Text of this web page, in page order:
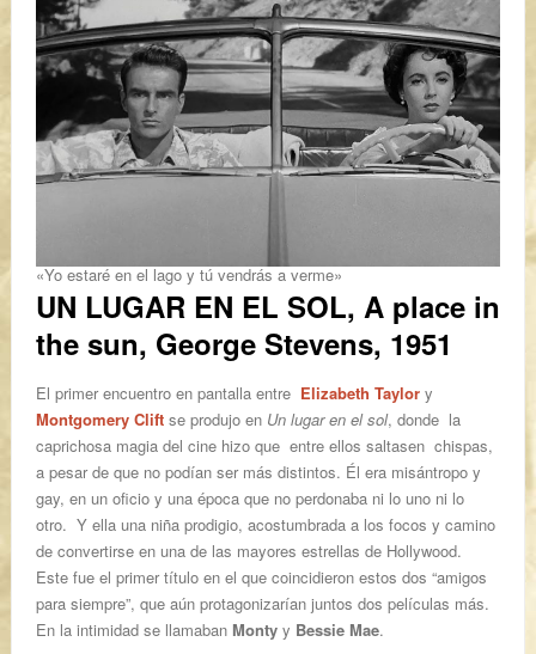
«Yo estaré en el lago y tú vendrás a verme»
UN LUGAR EN EL SOL, A place in
the sun, George Stevens, 1951
El primer encuentro en pantalla entre Elizabeth Taylor y
Montgomery Clift se produjo en Un lugar en el sol, donde la
caprichosa magia del cine hizo que entre ellos saltasen chispas,
a pesar de que no podían ser más distintos. Él era misántropo y
gay, en un oficio y una época que no perdonaba ni lo uno ni lo
otro. Y ella una niña prodigio, acostumbrada a los focos y camino
de convertirse en una de las mayores estrellas de Hollywood.
Este fue el primer título en el que coincidieron estos dos “amigos
para siempre”, que aún protagonizarían juntos dos películas más.
En la intimidad se llamaban Monty y Bessie Mae.